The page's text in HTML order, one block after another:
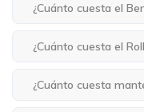
¿Cuánto cuesta el
¿Cuánto cuesta el
¿Cuánto cuesta